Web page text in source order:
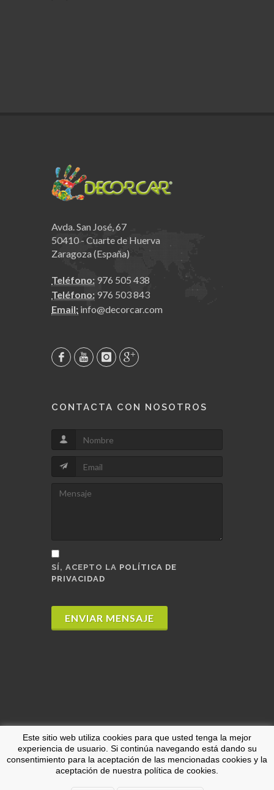
Avda. San José, 67
50410 - Cuarte de Huerva
Zaragoza (España)
Teléfono: 976 505 438
Teléfono: 976 503 843
Email: info@decorcar.com
CONTACTA CON NOSOTROS
SÍ, ACEPTO LA POLÍTICA DE
PRIVACIDAD
ENVIAR MENSAJE
Copyrights © 2026 Todos los derechos
reservados.
Este sitio web utiliza cookies para que usted tenga la mejor
experiencia de usuario. Si continúa navegando está dando su
consentimiento para la aceptación de las mencionadas cookies y la
aceptación de nuestra política de cookies.